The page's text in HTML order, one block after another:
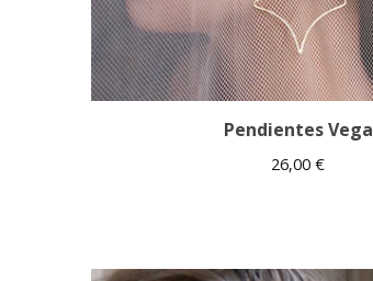
Pendientes Vega
26,00€